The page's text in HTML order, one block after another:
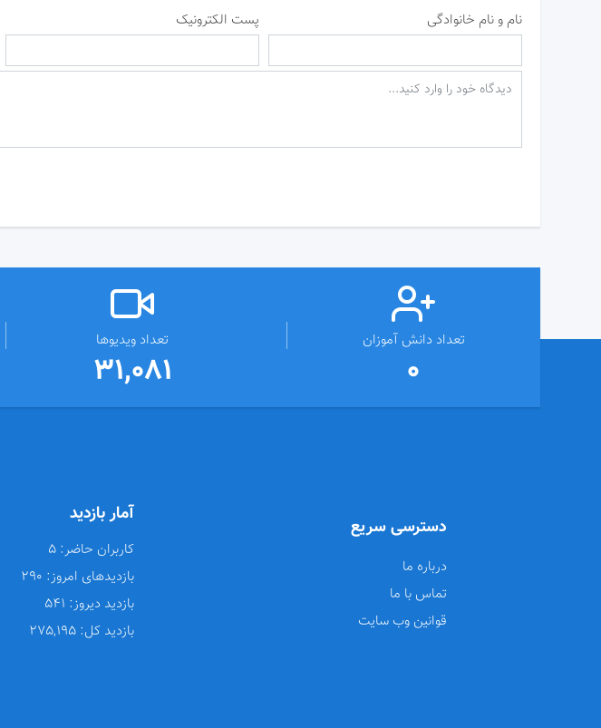
نام و نام خانوادگی پست الکترونیک
تعداد دانش آموزان
0
تعداد ویدیوها
31,081
دسترسی سریع
درباره ما
تماس با ما
قوانین وب سایت
آمار بازدید
کاربران حاضر:
بازدیدهای امروز:
بازدید دیروز:
بازدید کل: